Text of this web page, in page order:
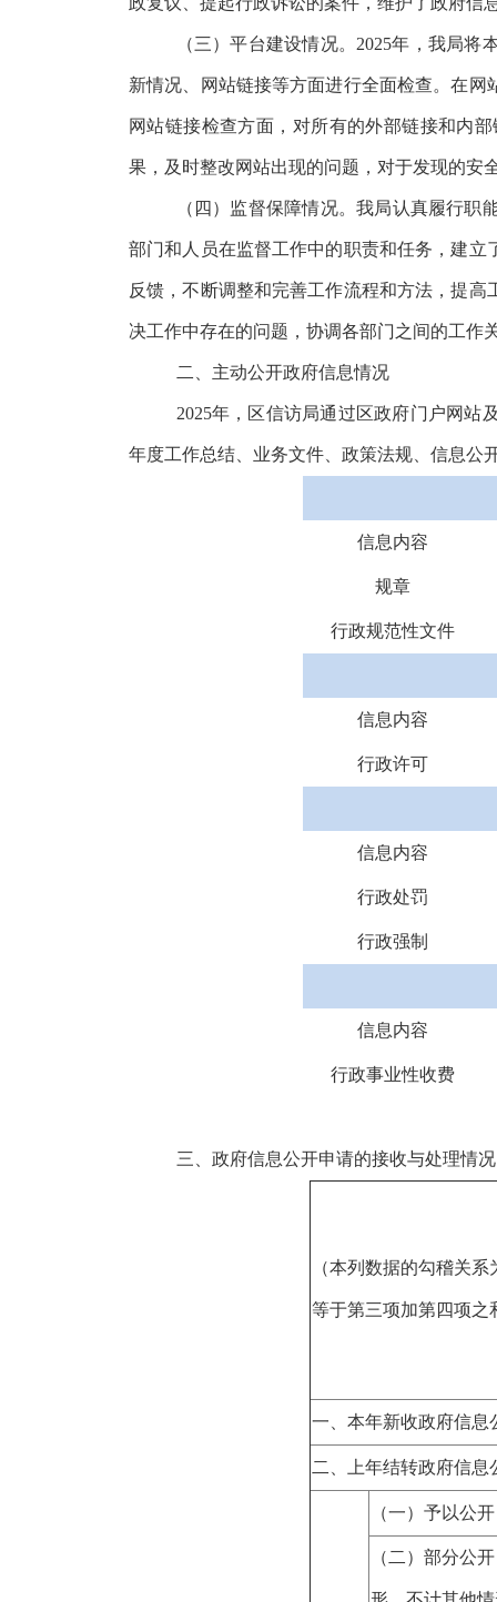
（三）平台建设情况。 2025年，我局将
新情况、网站链接等方面进行全面检查。在
网站链接检查方面，对所有的外部链接和内
果，及时整改网站出现的问题，对于发现的安
（四）监督保障情况。我局认真履行
部门和人员在监督工作中的职责和任务，建
反馈，不断调整和完善工作流程和方法，提
决工作中存在的问题，协调各部门之间的工作
二、主动公开政府信息情况
2025年，区信访局通过区政府门户网站
年度工作总结、业务文件、政策法规、信息公
信息内容
规章
行政规范性文件
信息内容
行政许可
信息内容
行政处罚
行政强制
信息内容
行政事业性收费
三、 政府信息公开申请的接收与处理情况
（本列数据的勾稽关
等于第三项加第四项之
一、本年新收政府信息
二、上年结转政府信息
（一）予以公开
（二）部分公